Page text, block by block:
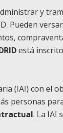
y
Pueden
está
(IAI) con el
personas
. La IAI